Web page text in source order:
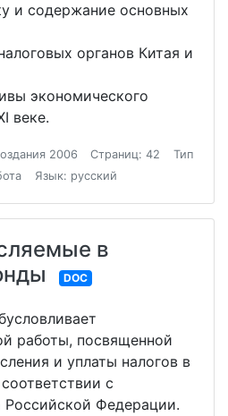
и содержание основных
органов Китая и
экономического
веке.
2006 Страниц: 42
Тип
Язык: русский
в
DOC
работы, посвященной
и уплаты налогов в
с
Российской Федерации.